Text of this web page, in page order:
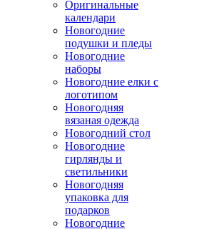
Оригинальные
календари
Новогодние
подушки и пледы
Новогодние
наборы
Новогодние елки с
логотипом
Новогодняя
вязаная одежда
Новогодний стол
Новогодние
гирлянды и
светильники
Новогодняя
упаковка для
подарков
Новогодние